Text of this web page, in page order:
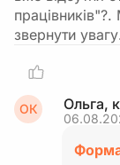
звернути
ОК Ольга,
Форма